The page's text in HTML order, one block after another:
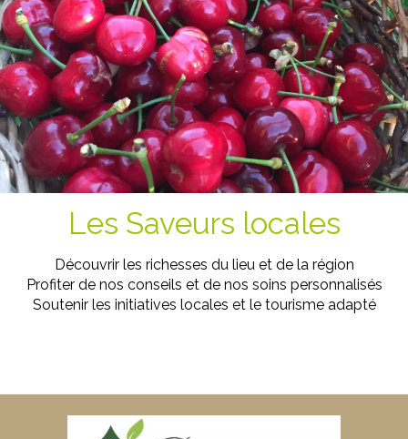
Les Saveurs locales
Découvrir les richesses du lieu et de la région
Profiter de nos conseils et de nos soins personnalisés
Soutenir les initiatives locales et le tourisme adapté